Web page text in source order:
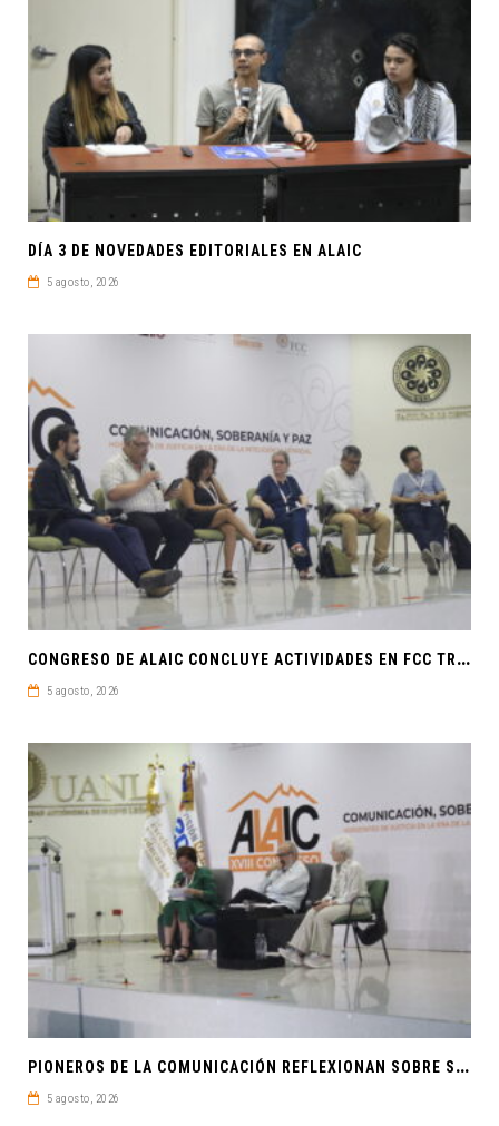
DÍA 3 DE NOVEDADES EDITORIALES EN ALAIC
5 agosto, 2026
C
ONGRESO DE ALAIC CONCLUYE ACTIVIDADES EN FCC TRAS UNA SEMANA LLENA DE CONOCIMIENTO Y REFLEXIÓN
5 agosto, 2026
P
IONEROS DE LA COMUNICACIÓN REFLEXIONAN SOBRE SOBERANÍA CULTURAL Y JUSTICIA EN ALAIC 2026
5 agosto, 2026